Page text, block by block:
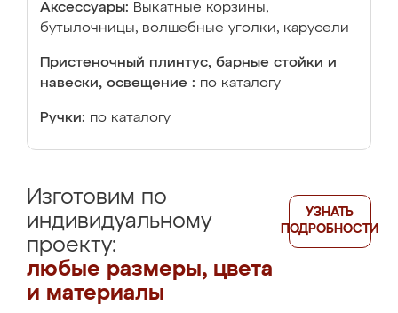
Аксессуары: Выкатные корзины,
бутылочницы, волшебные уголки, карусели
Пристеночный плинтус, барные стойки и
навески, освещение : по каталогу
Ручки: по каталогу
Изготовим по
индивидуальному
проекту:
любые размеры, цвета
и материалы
УЗНАТЬ
ПОДРОБНОСТИ